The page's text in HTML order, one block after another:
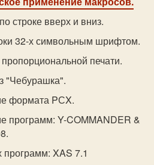
строке вверх и вниз.
32-х символьным шрифтом.
печати.
"Чебурашка".
формата PСX.
программ: Y-COMMANDER &
XAS 7.1